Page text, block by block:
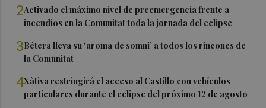
2Activado el máximo nivel de preemergencia frente a
incendios en la Comunitat toda la jornada del eclipse
3Bétera lleva su ‘aroma de somni’ a todos los rincones de
la Comunitat
4Xàtiva restringirá el acceso al Castillo con vehículos
particulares durante el eclipse del próximo 12 de agosto